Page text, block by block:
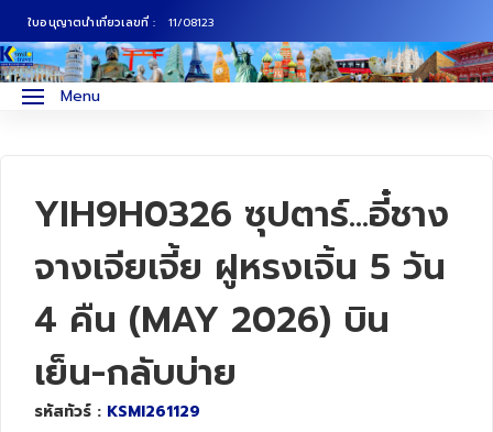
ใบอนุญาตนำเที่ยวเลขที่ : 11/08123
Menu
YIH9H0326 ซุปตาร์...อี๋ชาง
จางเจียเจี้ย ฝูหรงเจิ้น 5 วัน
4 คืน (MAY 2026) บิน
เย็น-กลับบ่าย
รหัสทัวร์ : KSMI261129
ทัวร์ญี่ปุ่น
ทัวร์สแกนดิเนเวีย
ทัวร์จีน
ทัวร์ฮ่องกง
ทัวร์สิงคโปร์
ภาคเหนือ
ภาคตะวันออก